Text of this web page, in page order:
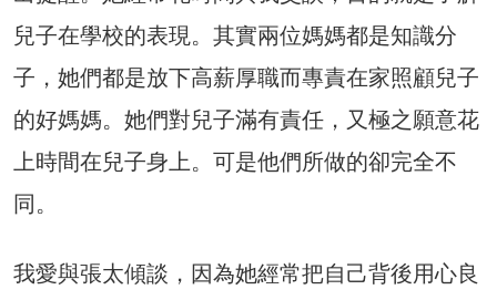
兒子在學校的表現。其實兩位媽媽都是知識分
子，她們都是放下高薪厚職而專責在家照顧兒子
的好媽媽。她們對兒子滿有責任，又極之願意花
上時間在兒子身上。可是他們所做的卻完全不
同。
我愛與張太傾談，因為她經常把自己背後用心良